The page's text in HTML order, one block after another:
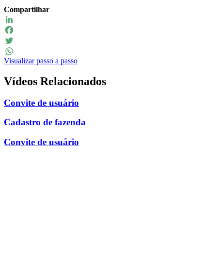
Compartilhar
LinkedIn
Facebook
Twitter
WhatsApp
Visualizar passo a passo
Vídeos Relacionados
Convite de usuário
Cadastro de fazenda
Convite de usuário